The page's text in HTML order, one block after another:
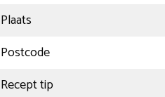
Plaats
Postcode
Recept tip